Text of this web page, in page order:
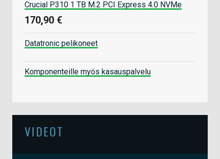
Crucial P310 1 TB M.2 PCI Express 4.0 NVMe
170,90 €
Datatronic pelikoneet
Komponenteille myös kasauspalvelu
VIDEOT